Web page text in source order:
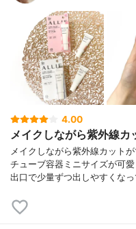
4.00
メイクしながら紫外線カ
メイクしながら紫外線カット
チューブ容器ミニサイズが可
出口で少量ずつ出しやすくな